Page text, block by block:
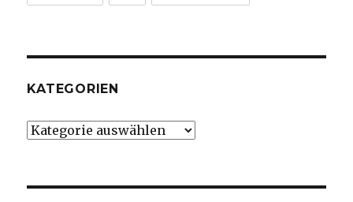
KATEGORIEN
Kategorien